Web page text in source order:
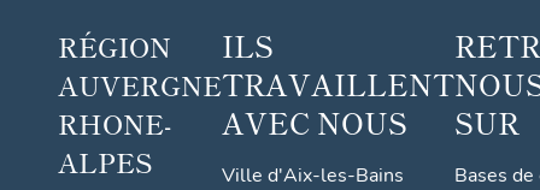
RÉGION
AUVERGNE
RHONE-
ALPES
ILS
TRAVAILLENT
AVEC NOUS
Ville d'Aix-les-Bains
SUR
Bases